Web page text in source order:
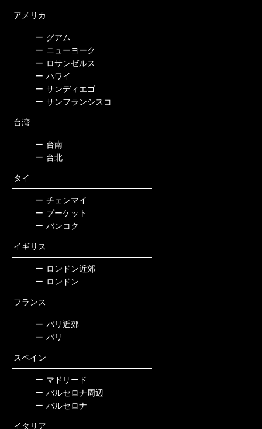
アメリカ
ー グアム
ー ニューヨーク
ー ロサンゼルス
ー ハワイ
ー サンディエゴ
ー サンフランシスコ
台湾
ー 台南
ー 台北
タイ
ー チェンマイ
ー プーケット
ー バンコク
イギリス
ー ロンドン近郊
ー ロンドン
フランス
ー パリ近郊
ー パリ
スペイン
ー マドリード
ー バルセロナ周辺
ー バルセロナ
イタリア